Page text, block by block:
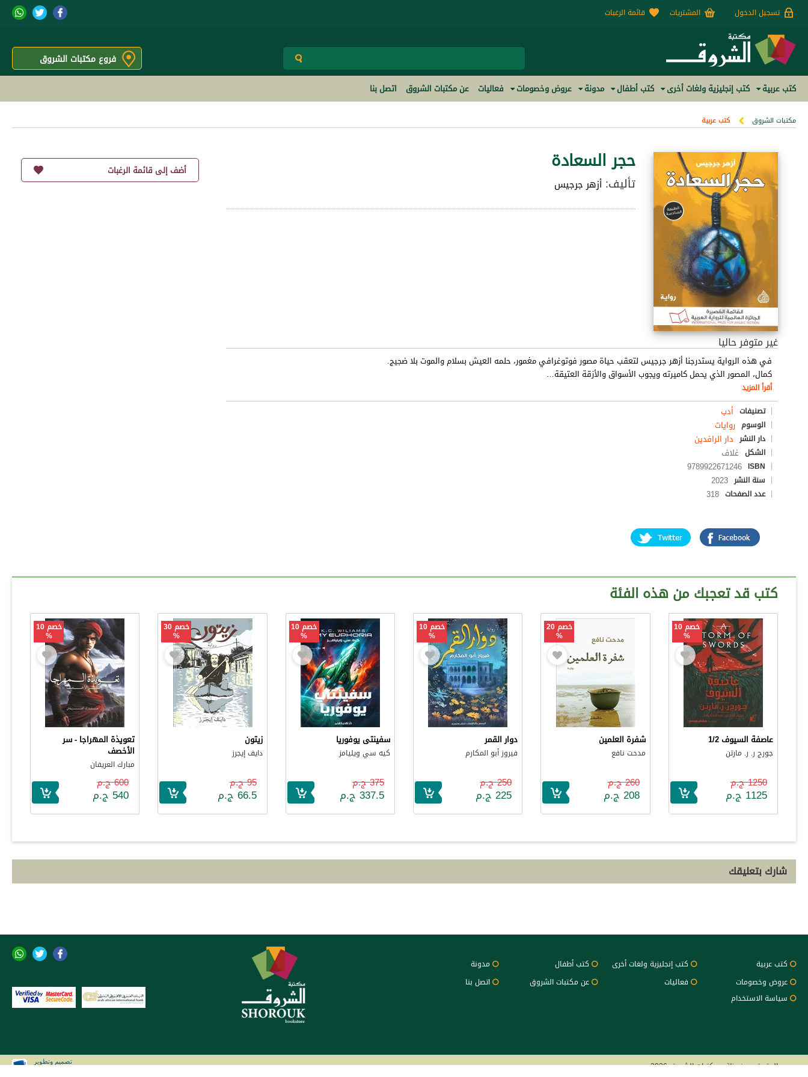
تسجيل الدخول المشتريات قائمة الرغبات
فروع مكتبات الشروق
كتب عربية كتب إنجليزية ولغات أخرى كتب أطفال مدونة عروض وخصومات فعاليات عن مكتبات الشروق اتصل بنا
مكتبات الشروق كتب عربية
حجر السعادة
تأليف: أزهر جرجيس
غير متوفر حاليا
في هذه الرواية يستدرجنا أزهر جرجيس لتعقب حياة مصور فوتوغرافي مغمور، حلمه العيش بسلام والموت بلا ضجيج.
كمال، المصور الذي يحمل كاميرته ويجوب الأسواق والأزقة العتيقة…
أقرأ المزيد
تصنيفات أدب
الوسوم روايات
دار النشر دار الرافدين
الشكل غلاف
ISBN
9789922671246
سنة النشر 2023
عدد الصفحات 318
أضف إلى قائمة الرغبات
كتب قد تعجبك من هذه الفئة
خصم 10
%
عاصفة السيوف 1/2
جورج ر. ر. مارتن
1250 ج.م
1125 ج.م
خصم 20
%
شفرة العلمين
مدحت نافع
260 ج.م
208 ج.م
خصم 10
%
دوار القمر
فيروز أبو المكارم
250 ج.م
225 ج.م
خصم 10
%
سفينتى يوفوريا
كيه سي ويليامز
375 ج.م
337.5 ج.م
خصم 30
%
زيتون
دايف إيجرز
95 ج.م
66.5 ج.م
خصم 10
%
تعويذة المهراجا - سر
الأخصف
مبارك العريفان
600 ج.م
540 ج.م
شارك بتعليقك
كتب عربية كتب إنجليزية ولغات أخرى كتب أطفال
مدونة
عروض وخصومات
فعاليات عن مكتبات الشروق
اتصل بنا
سياسة الاستخدام
جميع الحقوق محفوظة - مكتبات الشروق 2026
تصميم وتطوير